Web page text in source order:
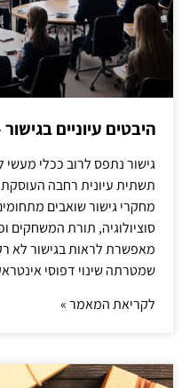
היבטים עיוניים
גישור נתפס לרוב ככלי
תשתית עיונית רחבה
מחקרי גישור שואבים
סוציולוגיה, תורת המשחקים
מאפשרת לראות בגישור לא
שמטרתה שינוי דפוסי
לקריאת המאמר »